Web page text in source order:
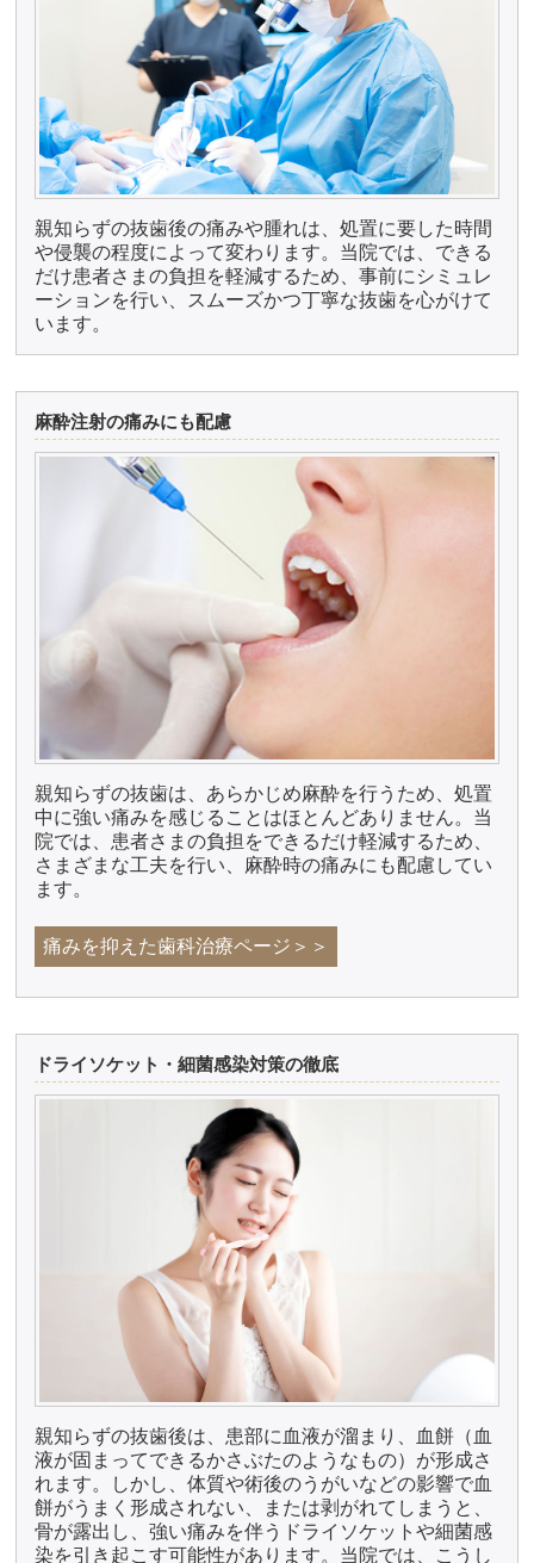
親知らずの抜歯後の痛みや腫れは、処置に要した時間
や侵襲の程度によって変わります。当院では、できる
だけ患者さまの負担を軽減するため、事前にシミュレ
ーションを行い、スムーズかつ丁寧な抜歯を心がけて
います。
麻酔注射の痛みにも配慮
親知らずの抜歯は、あらかじめ麻酔を行うため、処置
中に強い痛みを感じることはほとんどありません。当
院では、患者さまの負担をできるだけ軽減するため、
さまざまな工夫を行い、麻酔時の痛みにも配慮してい
ます。
痛みを抑えた歯科治療ページ＞＞
ドライソケット・細菌感染対策の徹底
親知らずの抜歯後は、患部に血液が溜まり、血餅（血
液が固まってできるかさぶたのようなもの）が形成さ
れます。しかし、体質や術後のうがいなどの影響で血
餅がうまく形成されない、または剥がれてしまうと、
骨が露出し、強い痛みを伴うドライソケットや細菌感
染を引き起こす可能性があります。当院では、こうし